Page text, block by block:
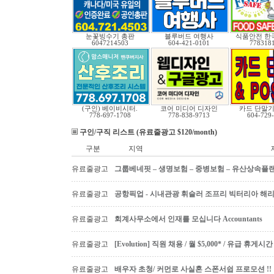
눈꽃빙수기 총판
6047214503
블루버드 여행사
604-421-0101
식품안전 한
(구인) 베이비시터.
778-697-1708
코어 미디어 디자인
778-838-9713
카드 단말
604-
구인/구직 리스트 (유료줄광고 $120/month)
구분
지역
유료줄광고 그룹베네핏 – 생명보험 – 중병보험 – 유산상속플
유료줄광고 공항픽업 - 시내관광 휘슬러 조프리 빅터리아 해
유료줄광고 회계사무소에서 인재를 모십니다 Accountants
유료줄광고 [Evolution] 직원 채용 / 월 $5,000* / 유급 휴게시
유료줄광고 배우자 초청/ 커먼로 사실혼 스폰서쉽 프로모션 !!